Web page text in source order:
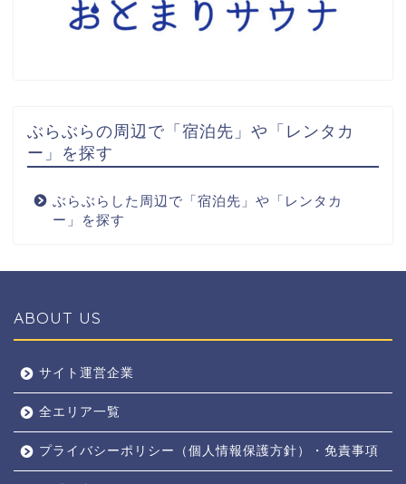
ぶらぶらの周辺で「宿泊先」や「レンタカ
ー」を探す
ぶらぶらした周辺で「宿泊先」や「レンタカ
ー」を探す
ABOUT US
サイト運営企業
全エリア一覧
プライバシーポリシー（個人情報保護方針）・免責事項
奈良